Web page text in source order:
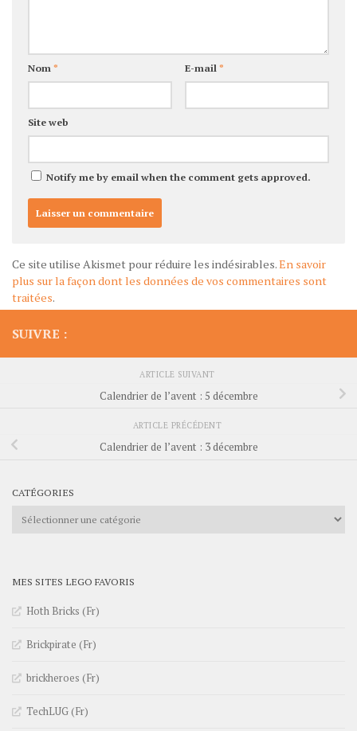
Nom* E-mail*
Site web
Notify me by email when the comment gets approved.
Ce site utilise Akismet pour réduire les indésirables.En savoir
plus sur la façon dont les données de vos commentaires sont
traitées.
SUIVRE :
ARTICLE SUIVANT
Calendrier de l’avent : 5 décembre
ARTICLE PRÉCÉDENT
Calendrier de l’avent : 3 décembre
CATÉGORIES
Catégories
MES SITES LEGO FAVORIS
Hoth Bricks (Fr)
Brickpirate (Fr)
brickheroes (Fr)
TechLUG (Fr)